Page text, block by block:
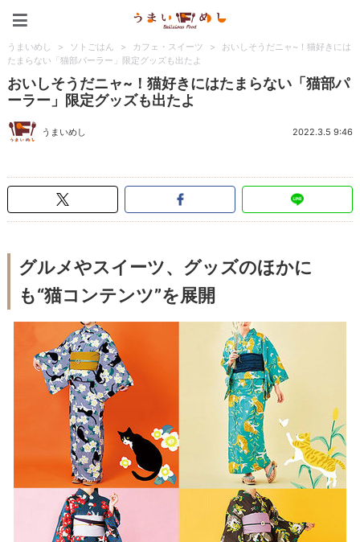
うまいめし > ソトごはん > カフェ・スイーツ >
おいしそうだニャ~！猫好きには
たまらない「猫部パーラー」限定グッズも出たよ
おいしそうだニャ~！猫好きにはたまらない「猫部パ
ーラー」限定グッズも出たよ
うまいめし 2022.3.5 9:46
グルメやスイーツ、グッズのほかに
も“猫コンテンツ”を展開